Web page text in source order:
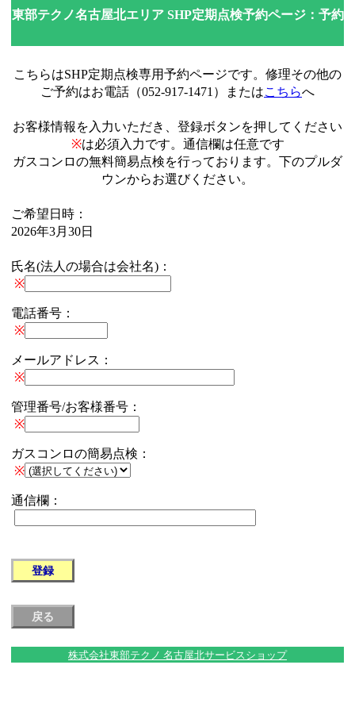
東部テクノ名古屋北エリア SHP定期点検予約ページ：予約
こちらはSHP定期点検専用予約ページです。修理その他の
ご予約はお電話（052-917-1471）またはこちらへ
お客様情報を入力いただき、登録ボタンを押してください
※は必須入力です。通信欄は任意です
ガスコンロの無料簡易点検を行っております。下のプルダ
ウンからお選びください。
ご希望日時：
2026年3月30日
氏名(法人の場合は会社名)：
※
電話番号：
※
メールアドレス：
※
管理番号/お客様番号：
※
ガスコンロの簡易点検：
※
通信欄：
株式会社東部テクノ 名古屋北サービスショップ